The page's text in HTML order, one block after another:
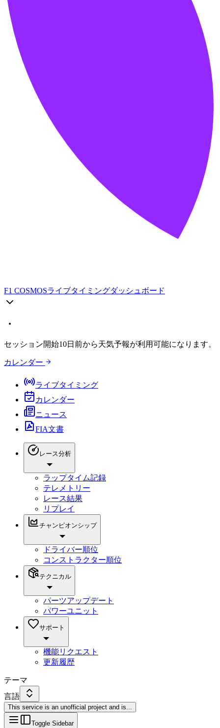
F1 COSMOSライブタイミングダッシュボード
セッション開始10日前から天気予報が利用可能になります。
カレンダー
ライブタイミング
カレンダー
ニュース
FIA文書
レース分析
ラップタイム記録
テレメトリー
レース結果
リプレイ
チャンピオンシップ
ドライバー順位
コンストラクター順位
テクニカル
パーツアップデート
パワーユニット
サポート
機能リクエスト
更新履歴
テーマ
言語
This service is an unofficial project and is...
Toggle Sidebar